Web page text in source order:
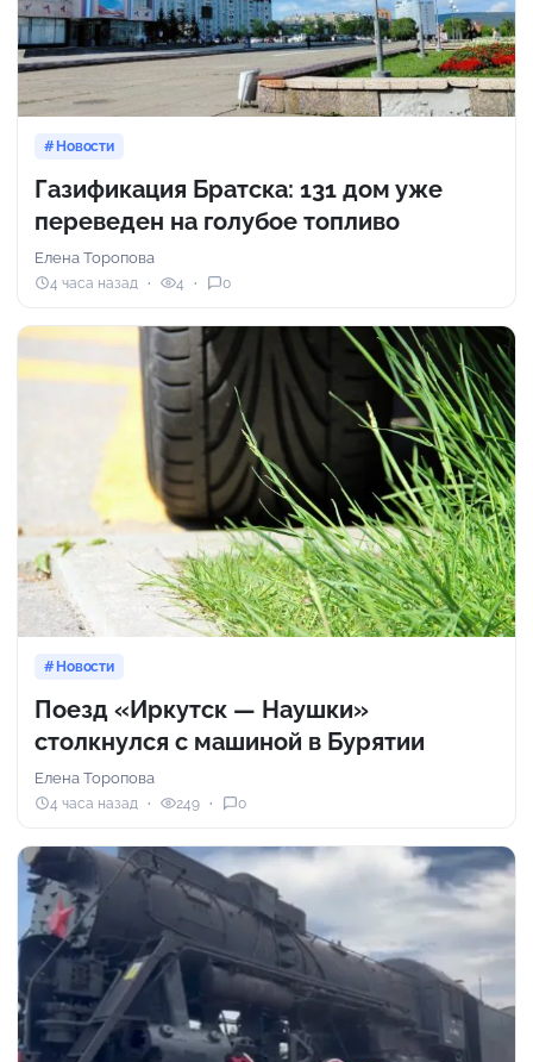
Новости
Газификация Братска: 131 дом уже
переведен на голубое топливо
Елена Торопова
4 часа назад 4 0
Новости
Поезд «Иркутск — Наушки»
столкнулся с машиной в Бурятии
Елена Торопова
4 часа назад 249 0